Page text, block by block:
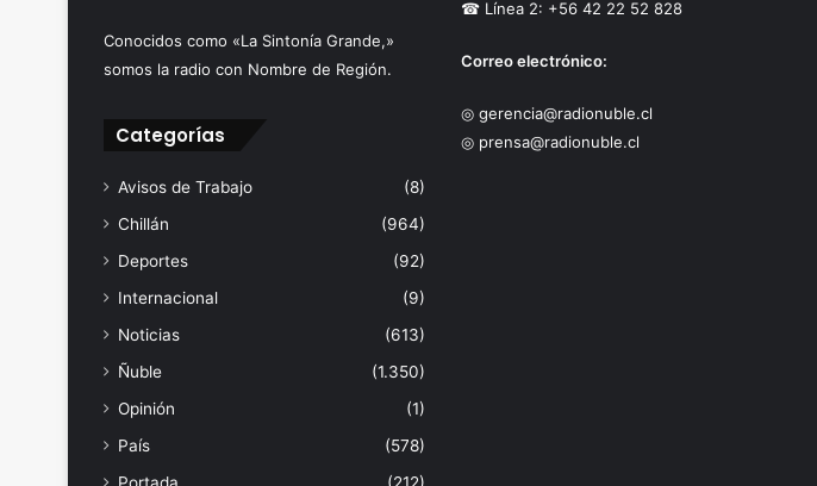
Conocidos como «La Sintonía Grande,»
somos la radio con Nombre de Región.
Categorías
Avisos de Trabajo
(8)
Chillán
(964)
Deportes
(92)
Internacional
(9)
Noticias
(613)
Ñuble
(1.350)
Opinión
(1)
País
(578)
☎ Línea 2: +56 42 22 52 828
Correo electrónico:
◎ gerencia@radionuble.cl
◎ prensa@radionuble.cl